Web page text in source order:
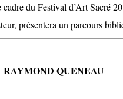
cadre du Festival d’Art Sacré
présentera un parcours
RAYMOND QUENEAU